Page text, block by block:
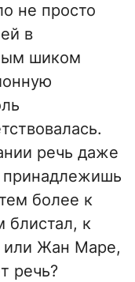
не просто
в
шиком
речь даже
принадлежишь
более к
блистал, к
или Жан Маре,
речь?